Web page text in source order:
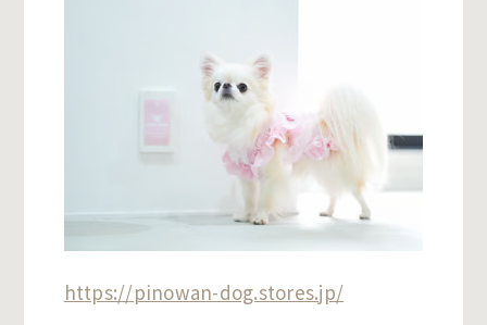
https://pinowan-dog.stores.jp/